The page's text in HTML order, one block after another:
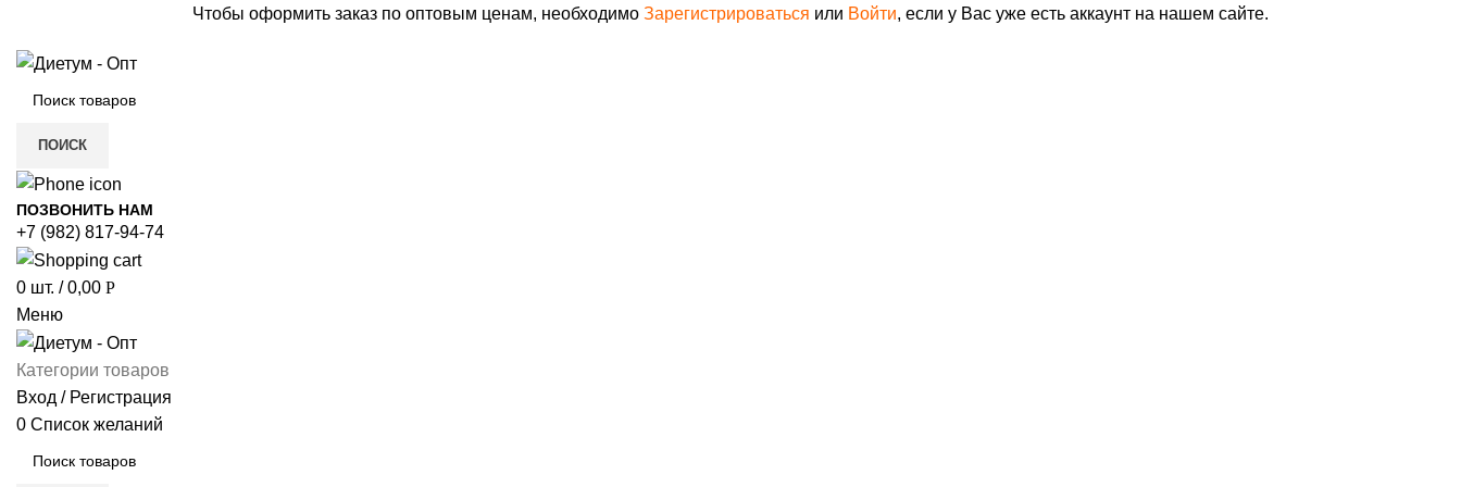
Чтобы оформить заказ по оптовым ценам, необходимо Зарегистрироваться или Войти, если у Вас уже есть аккаунт на нашем сайте.
ПОИСК
ПОЗВОНИТЬ НАМ
+7 (982) 817-94-74
0 шт. / 0,00 Р
Меню
Категории товаров
Вход / Регистрация
0 Список желаний